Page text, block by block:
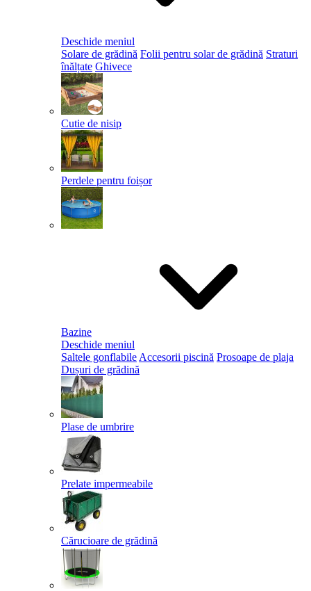
Deschide meniul
Solare de grădină Folii pentru solar de grădină Straturi
înălțate Ghivece
Cutie de nisip
Perdele pentru foișor
Bazine
Deschide meniul
Saltele gonflabile Accesorii piscină Prosoape de plaja
Dușuri de grădină
Plase de umbrire
Prelate impermeabile
Cărucioare de grădină